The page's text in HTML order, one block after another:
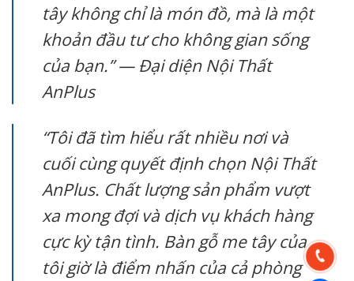
tây không chỉ là món đồ, mà là một
khoản đầu tư cho không gian sống
của bạn.” — Đại diện Nội Thất
AnPlus
“Tôi đã tìm hiểu rất nhiều nơi và
cuối cùng quyết định chọn Nội Thất
AnPlus. Chất lượng sản phẩm vượt
xa mong đợi và dịch vụ khách hàng
cực kỳ tận tình. Bàn gỗ me tây của
tôi giờ là điểm nhấn của cả phòng